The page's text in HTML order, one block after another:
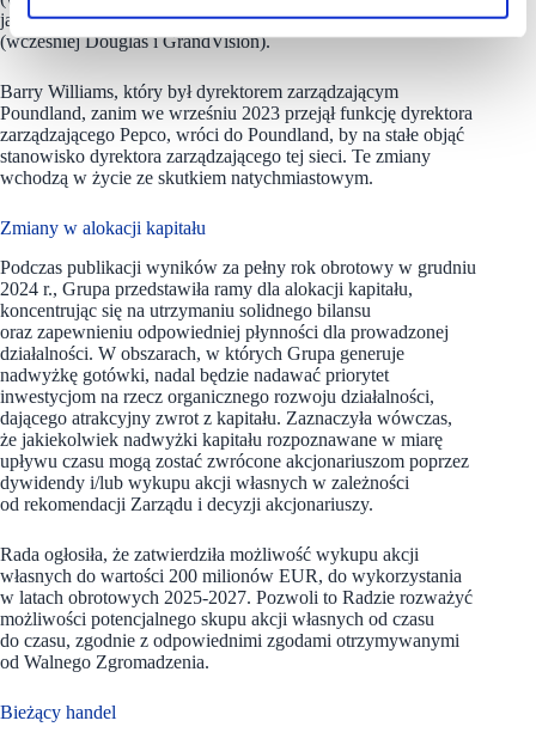
jako dyrektor ds. operacyjnych na Europę Zachodnią
(wcześniej Douglas i GrandVision).
Barry Williams, który był dyrektorem zarządzającym
Poundland, zanim we wrześniu 2023 przejął funkcję dyrektora
zarządzającego Pepco, wróci do Poundland, by na stałe objąć
stanowisko dyrektora zarządzającego tej sieci. Te zmiany
wchodzą w życie ze skutkiem natychmiastowym.
Zmiany w alokacji kapitału
Podczas publikacji wyników za pełny rok obrotowy w grudniu
2024 r., Grupa przedstawiła ramy dla alokacji kapitału,
koncentrując się na utrzymaniu solidnego bilansu
oraz zapewnieniu odpowiedniej płynności dla prowadzonej
działalności. W obszarach, w których Grupa generuje
nadwyżkę gotówki, nadal będzie nadawać priorytet
inwestycjom na rzecz organicznego rozwoju działalności,
dającego atrakcyjny zwrot z kapitału. Zaznaczyła wówczas,
że jakiekolwiek nadwyżki kapitału rozpoznawane w miarę
upływu czasu mogą zostać zwrócone akcjonariuszom poprzez
dywidendy i/lub wykupu akcji własnych w zależności
od rekomendacji Zarządu i decyzji akcjonariuszy.
Rada ogłosiła, że zatwierdziła możliwość wykupu akcji
własnych do wartości 200 milionów EUR, do wykorzystania
w latach obrotowych 2025-2027. Pozwoli to Radzie rozważyć
możliwości potencjalnego skupu akcji własnych od czasu
do czasu, zgodnie z odpowiednimi zgodami otrzymywanymi
od Walnego Zgromadzenia.
Bieżący handel